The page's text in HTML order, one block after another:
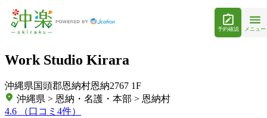
予約確認 メニュー
Work Studio Kirara
沖縄県国頭郡恩納村恩納2767 1F
沖縄県 > 恩納・名護・本部 > 恩納村
4.6
（口コミ4件）